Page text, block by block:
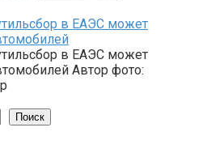
в ЕАЭС может
в ЕАЭС может
Автор фото:
Поиск